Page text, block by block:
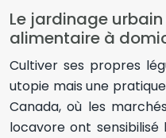
Le jardinage
alimentaire à
Cultiver ses propres
utopie mais une
Canada, où les
locavore ont